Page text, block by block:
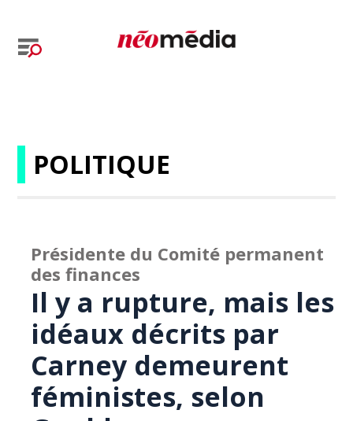
POLITIQUE
Présidente du Comité permanent
des finances
Il y a rupture, mais les
idéaux décrits par
Carney demeurent
féministes, selon